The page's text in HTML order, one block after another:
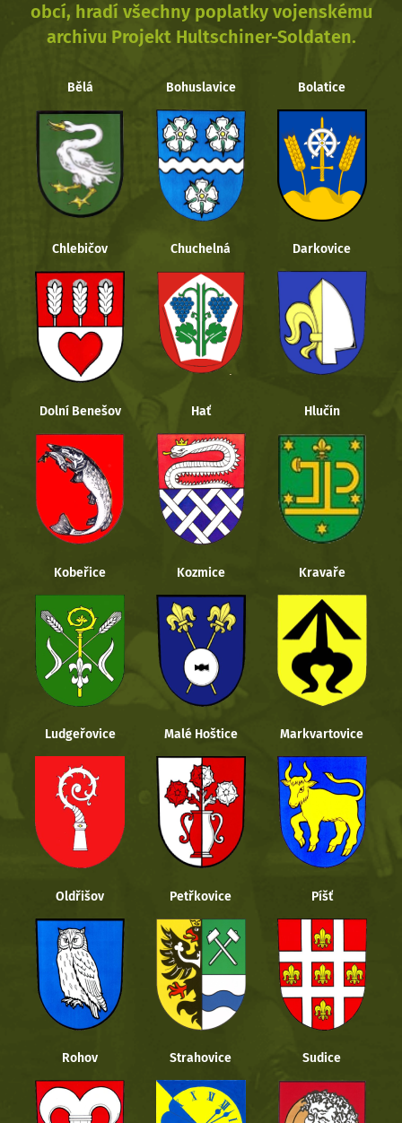
obcí, hradí všechny poplatky vojenskému
archivu Projekt Hultschiner-Soldaten.
Bělá Bohuslavice Bolatice
Chlebičov Chuchelná Darkovice
Dolní Benešov Hať Hlučín
Kobeřice Kozmice Kravaře
Ludgeřovice Malé Hoštice Markvartovice
Oldřišov Petřkovice Píšť
Rohov Strahovice Sudice